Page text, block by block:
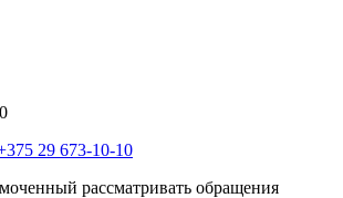
29 673-10-10
рассматривать обращения